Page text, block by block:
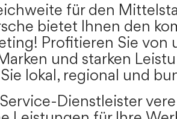
für den
bietet Ihnen den
Profitieren Sie von
und starken
lokal, regional und
Dienstleister